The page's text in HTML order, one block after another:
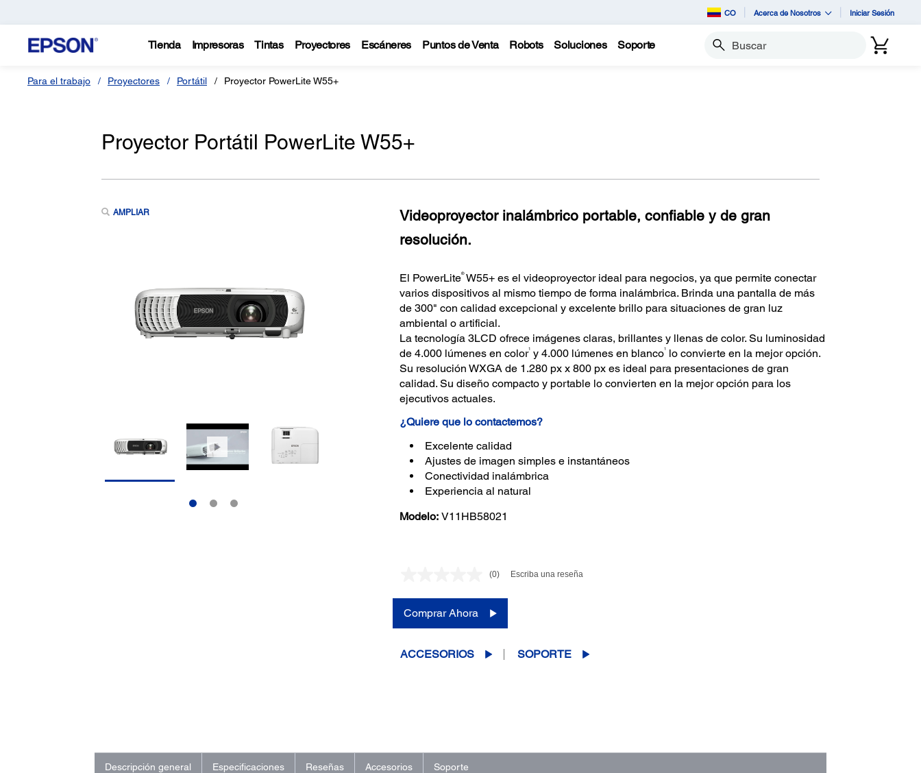
CO Acerca de Nosotros Iniciar Sesión
Tienda Impresoras Tintas Proyectores Escáneres Puntos de Venta Robots Soluciones Soporte Buscar
Para el trabajo Proyectores Portátil Proyector PowerLite W55+
Proyector Portátil PowerLite W55+
AMPLIAR
Videoproyector inalámbrico portable, confiable y de gran
resolución.
El PowerLite®W55+ es el videoproyector ideal para negocios, ya que permite conectar
varios dispositivos al mismo tiempo de forma inalámbrica. Brinda una pantalla de más
de 300" con calidad excepcional y excelente brillo para situaciones de gran luz
ambiental o artificial.
La tecnología 3LCD ofrece imágenes claras, brillantes y llenas de color. Su luminosidad
de 4.000 lúmenes en color1y 4.000 lúmenes en blanco1lo convierte en la mejor opción.
Su resolución WXGA de 1.280 px x 800 px es ideal para presentaciones de gran
calidad. Su diseño compacto y portable lo convierten en la mejor opción para los
ejecutivos actuales.
¿Quiere que lo contactemos?
Excelente calidad
Ajustes de imagen simples e instantáneos
Conectividad inalámbrica
Experiencia al natural
Modelo: V11HB58021
Sin
Enlace
en
(0) Escriba una reseña
Comprar Ahora
ACCESORIOS SOPORTE
Descripción general Especificaciones Reseñas Accesorios Soporte